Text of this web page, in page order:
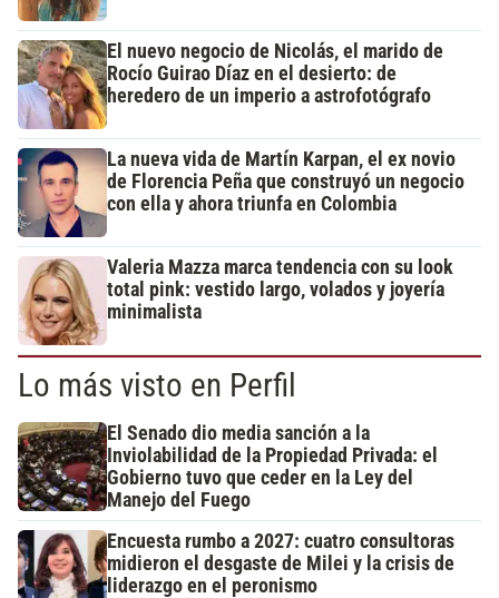
El nuevo negocio de Nicolás, el marido de
Rocío Guirao Díaz en el desierto: de
heredero de un imperio a astrofotógrafo
La nueva vida de Martín Karpan, el ex novio
de Florencia Peña que construyó un negocio
con ella y ahora triunfa en Colombia
Valeria Mazza marca tendencia con su look
total pink: vestido largo, volados y joyería
minimalista
Lo más visto en Perfil
El Senado dio media sanción a la
Inviolabilidad de la Propiedad Privada: el
Gobierno tuvo que ceder en la Ley del
Manejo del Fuego
Encuesta rumbo a 2027: cuatro consultoras
midieron el desgaste de Milei y la crisis de
liderazgo en el peronismo